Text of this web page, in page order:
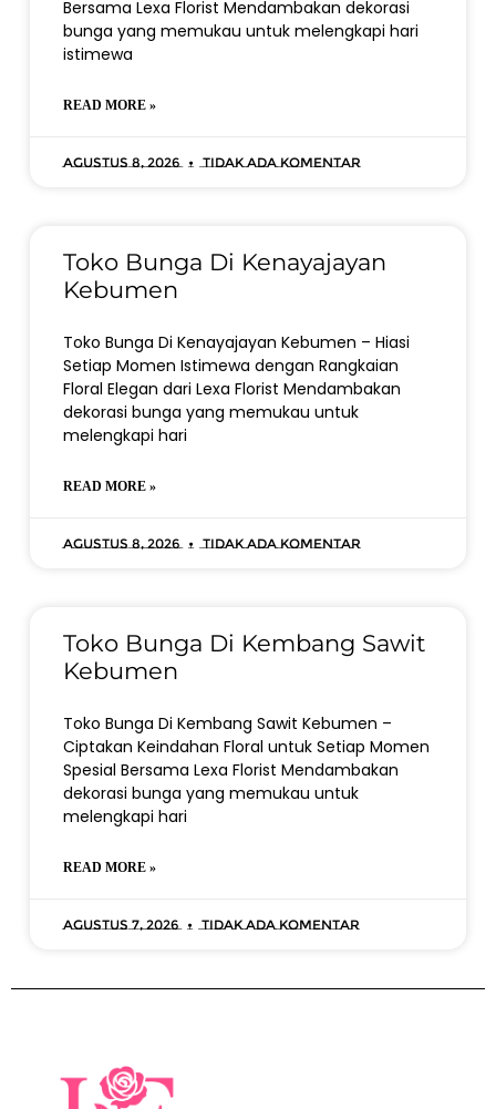
Bersama Lexa Florist Mendambakan dekorasi
bunga yang memukau untuk melengkapi hari
istimewa
READ MORE »
Agustus 8, 2026 Tidak ada komentar
Toko Bunga Di Kenayajayan
Kebumen
Toko Bunga Di Kenayajayan Kebumen – Hiasi
Setiap Momen Istimewa dengan Rangkaian
Floral Elegan dari Lexa Florist Mendambakan
dekorasi bunga yang memukau untuk
melengkapi hari
READ MORE »
Agustus 8, 2026 Tidak ada komentar
Toko Bunga Di Kembang Sawit
Kebumen
Toko Bunga Di Kembang Sawit Kebumen –
Ciptakan Keindahan Floral untuk Setiap Momen
Spesial Bersama Lexa Florist Mendambakan
dekorasi bunga yang memukau untuk
melengkapi hari
READ MORE »
Agustus 7, 2026 Tidak ada komentar